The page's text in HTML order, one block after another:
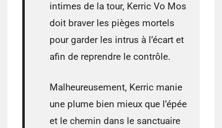
intimes de la tour, Kerric Vo Mos
doit braver les pièges mortels
pour garder les intrus à l’écart et
afin de reprendre le contrôle.
Malheureusement, Kerric manie
une plume bien mieux que l’épée
et le chemin dans le sanctuaire